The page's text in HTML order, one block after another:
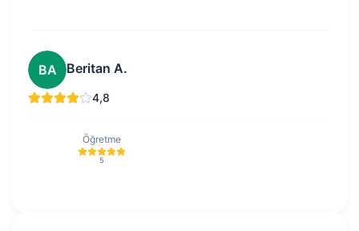
BA Beritan A.
4,8
Öğretme
5